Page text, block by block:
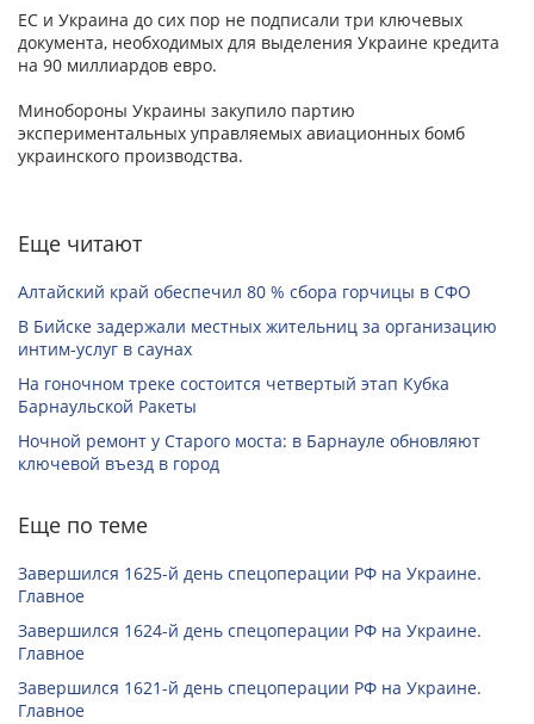
ЕС и Украина до сих пор не подписали три ключевых
документа, необходимых для выделения Украине кредита
на 90 миллиардов евро.
Минобороны Украины закупило партию
экспериментальных управляемых авиационных бомб
украинского производства.
Еще читают
Алтайский край обеспечил 80 % сбора горчицы в СФО
В Бийске задержали местных жительниц за организацию
интим-услуг в саунах
На гоночном треке состоится четвертый этап Кубка
Барнаульской Ракеты
Ночной ремонт у Старого моста: в Барнауле обновляют
ключевой въезд в город
Еще по теме
Завершился 1625-й день спецоперации РФ на Украине.
Главное
Завершился 1624-й день спецоперации РФ на Украине.
Главное
Завершился 1621-й день спецоперации РФ на Украине.
Главное